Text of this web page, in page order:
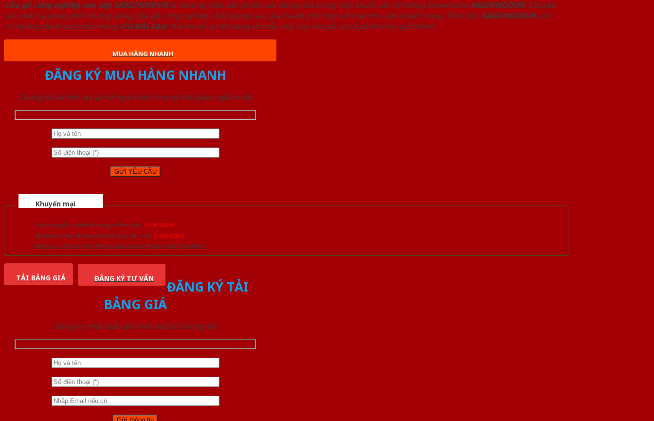
Cửa gỗ công nghiệp cao cấp SAIGONDOORlà thương hiệu sản phẩm các dòng cửa trong một chuỗi các hệ thống Showroom SAIGONDOOR. Chuyên
sản xuất và phân phối những dòng cửa gỗ công nghiệp chất lượng cao, giá thành phù hợp với mọi nhu cầu khách hàng. Trên hết, SAIGONDOORcòn
có những chính sách bán hàng ƯU ĐÃI CAOđi kèm với sự đa dạng về mẫu mã, loại cửa gỗ và cả phân khúc giá thành.
MUA HÀNG NHANH
ĐĂNG KÝ MUA HÀNG NHANH
Chúng tôi sẽ liên lạc lại với quý khách trong thời gian ngắn nhất
Khuyến mại
Quà tặng đồ nội thất trang trí lên đến 1.000.000đ
Giảm trực tiếp khi mua đơn hàng lớn hơn 3.000.000đ
Nhiều ưu đãi lớn khi đăng ký tài khoản thành viên thân thiết
TẢI BẢNG GIÁ ĐĂNG KÝ TƯ VẤN
ĐĂNG KÝ TẢI
BẢNG GIÁ
Đăng ký nhận báo giá mới nhất từ chúng tôi